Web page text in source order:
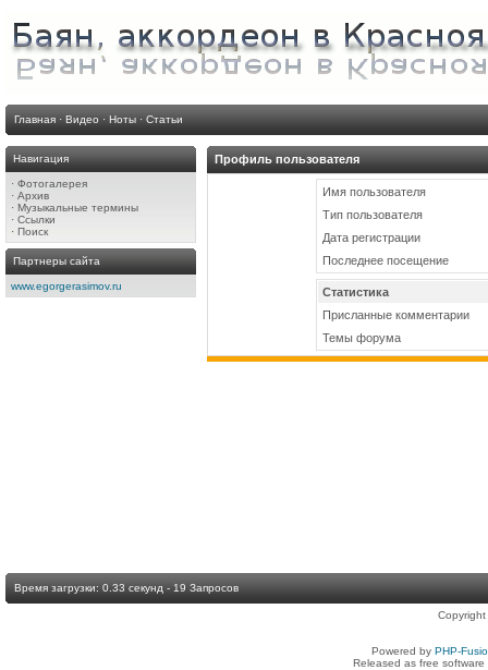
Главная · Видео · Ноты · Статьи
Навигация
· Фотогалерея
· Архив
· Музыкальные термины
· Ссылки
· Поиск
Партнеры сайта
www.egorgerasimov.ru
Профиль пользователя
Имя пользователя
Тип пользователя
Дата регистрации
Последнее посещение
Статистика
Присланные комментарии
Темы форума
Время загрузки: 0.33 секунд - 19 Запросов
Powered by PHP-
Released as free